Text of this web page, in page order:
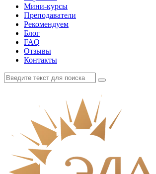
Мини-курсы
Преподаватели
Рекомендуем
Блог
FAQ
Отзывы
Контакты